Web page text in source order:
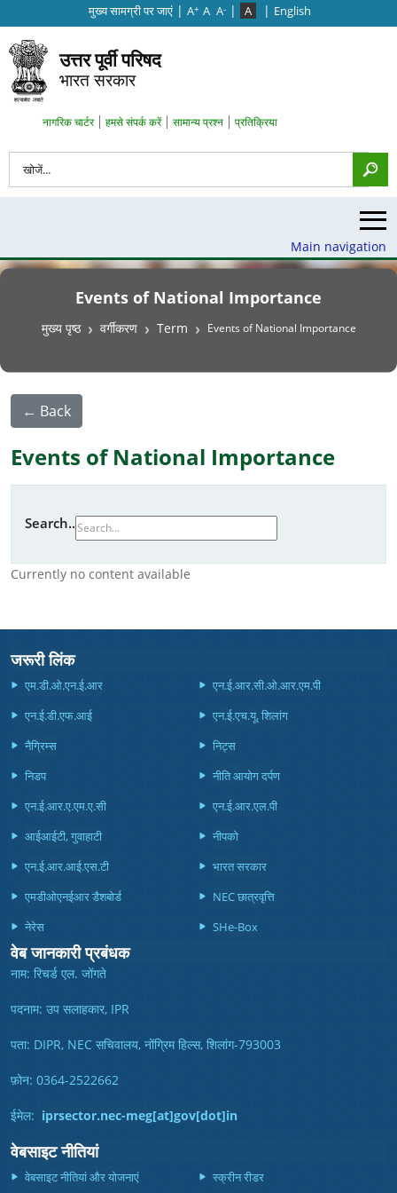
मुख्‍य सामग्री पर जाएं | A+ A A- | A | English
उत्तर पूर्वी परिषद
भारत सरकार
Search Top Menu
नागरिक चार्टर हमसे संपर्क करें सामान्य प्रश्न प्रतिक्रिया
Main navigation
Events of National Importance
पग चिन्ह
मुख्य पृष्ठ वर्गीकरण Term Events of National Importance
← Back
Events of National Importance
Search..
Currently no content available
जरूरी लिंक
एम.डी.ओ.एन.ई.आर
एन.ई.आर.सी.ओ.आर.एम.पी
एन.ई.डी.एफ.आई
एन.ई.एच.यू, शिलांग
नैग्रिम्स
निट्स
निडप
नीति आयोग दर्पण
एन.ई.आर.ए.एम.ए.सी
एन.ई.आर.एल.पी
आईआईटी, गुवाहाटी
नीपको
एन.ई.आर.आई.एस.टी
भारत सरकार
एमडीओएनईआर डैशबोर्ड
NEC छात्रवृत्ति
नेरेस
SHe-Box
वेब जानकारी प्रबंधक
नाम: रिचर्ड एल. जोंगते
पदनाम: उप सलाहकार, IPR
पता: DIPR, NEC सचिवालय, नोंग्रिम हिल्स, शिलांग-793003
फ़ोन: 0364-2522662
ईमेल: iprsector.nec-meg[at]gov[dot]in
वेबसाइट नीतियां
वेबसाइट नीतियां और योजनाएं स्क्रीन रीडर